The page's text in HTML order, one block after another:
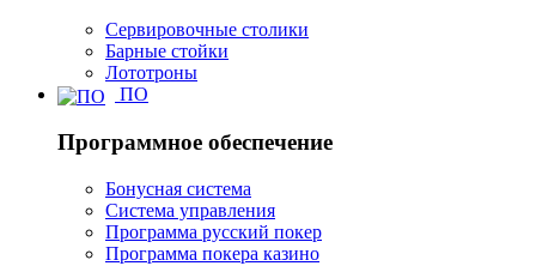
Сервировочные столики
Барные стойки
Лототроны
ПО
Программное обеспечение
Бонусная система
Система управления
Программа русский покер
Программа покера казино